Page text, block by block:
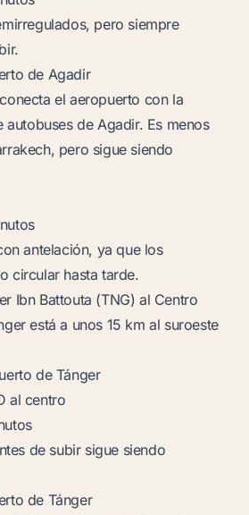
pero siempre
de Agadir
el aeropuerto con la
de Agadir. Es menos
pero sigue siendo
antelación, ya que los
circular hasta tarde.
Ibn Battouta (TNG) al Centro
está a unos 15 km al suroeste
de Tánger
al centro
de subir sigue siendo
de Tánger